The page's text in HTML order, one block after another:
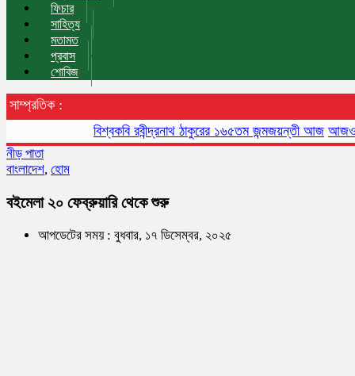
ফিচার
সাহিত্য
মতামত
প্রবাস
শোবিজ
সাম্প্রতিক :
বিশ্বকবি রবীন্দ্রনাথ ঠাকুরের ১৬৫তম জন্মজয়ন্তী আজ আজও
নীড় পাতা
বাংলাদেশ, হোম
বইমেলা ২০ ফেব্রুয়ারি থেকে শুরু
আপডেটের সময় : বুধবার, ১৭ ডিসেম্বর, ২০২৫